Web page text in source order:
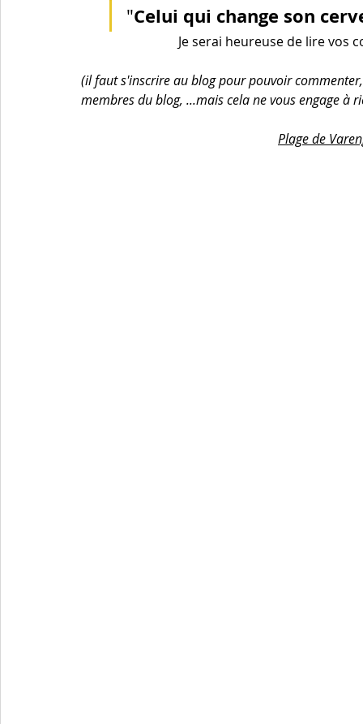
"Celui qui change son
Je serai heureuse de lire vos
(il faut s'inscrire au blog pour pouvoir
membres du blog, ...mais cela ne vous engage à
Plage de